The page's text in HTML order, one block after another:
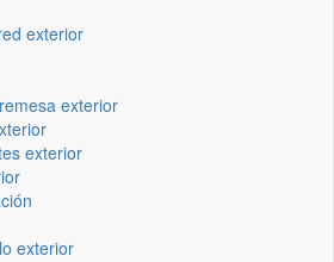
exterior
exterior
exterior
exterior